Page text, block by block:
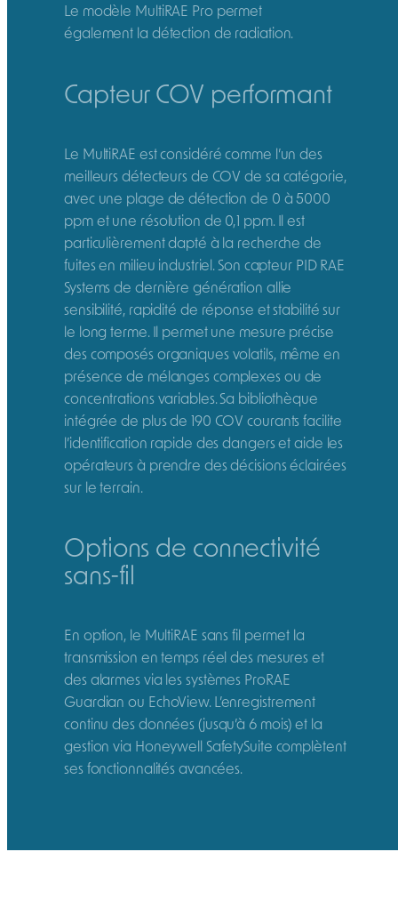
Le modèle MultiRAE Pro permet
également la détection de radiation.
Capteur COV performant
Le MultiRAE est considéré comme l’un des
meilleurs détecteurs de COV de sa catégorie,
avec une plage de détection de 0 à 5000
ppm et une résolution de 0,1 ppm. Il est
particulièrement dapté à la recherche de
fuites en milieu industriel. Son capteur PID RAE
Systems de dernière génération allie
sensibilité, rapidité de réponse et stabilité sur
le long terme. Il permet une mesure précise
des composés organiques volatils, même en
présence de mélanges complexes ou de
concentrations variables. Sa bibliothèque
intégrée de plus de 190 COV courants facilite
l’identification rapide des dangers et aide les
opérateurs à prendre des décisions éclairées
sur le terrain.
Options de connectivité
sans-fil
En option, le MultiRAE sans fil permet la
transmission en temps réel des mesures et
des alarmes via les systèmes ProRAE
Guardian ou EchoView. L’enregistrement
continu des données (jusqu’à 6 mois) et la
gestion via Honeywell SafetySuite complètent
ses fonctionnalités avancées.